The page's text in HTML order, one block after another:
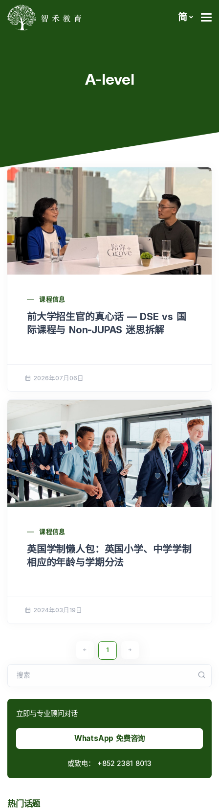
简
A-level
课程信息
前大学招生官的真心话 — DSE vs 国
际课程与 Non-JUPAS 迷思拆解
2026年07月06日
课程信息
英国学制懒人包：英国小学、中学学制
相应的年龄与学期分法
2024年03月19日
1
搜索
立即与专业顾问对话
WhatsApp 免费咨询
或致电： +852 2381 8013
热门话题